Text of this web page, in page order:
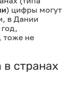
) цифры могут
в Дании
тоже не
странах